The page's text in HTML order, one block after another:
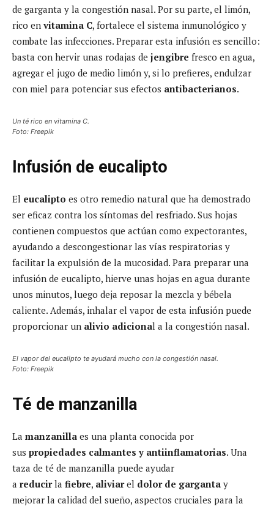
de garganta y la congestión nasal. Por su parte, el limón,
rico en vitamina C, fortalece el sistema inmunológico y
combate las infecciones. Preparar esta infusión es sencillo:
basta con hervir unas rodajas de jengibre fresco en agua,
agregar el jugo de medio limón y, si lo prefieres, endulzar
con miel para potenciar sus efectos antibacterianos.
Un té rico en vitamina C.
Foto: Freepik
Infusión de eucalipto
El eucalipto es otro remedio natural que ha demostrado
ser eficaz contra los síntomas del resfriado. Sus hojas
contienen compuestos que actúan como expectorantes,
ayudando a descongestionar las vías respiratorias y
facilitar la expulsión de la mucosidad. Para preparar una
infusión de eucalipto, hierve unas hojas en agua durante
unos minutos, luego deja reposar la mezcla y bébela
caliente. Además, inhalar el vapor de esta infusión puede
proporcionar un alivio adicional a la congestión nasal.
El vapor del eucalipto te ayudará mucho con la congestión nasal.
Foto: Freepik
Té de manzanilla
La manzanilla es una planta conocida por
sus propiedades calmantes y antiinflamatorias. Una
taza de té de manzanilla puede ayudar
a reducirla fiebre, aliviarel dolor de garganta y
mejorar la calidad del sueño, aspectos cruciales para la